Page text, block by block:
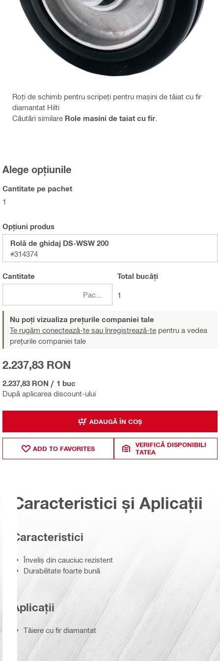
Roți de schimb pentru scripeți pentru mașini de tăiat cu fir
diamantat Hilti
Căutări similare Role masini de taiat cu fir
Alege opțiunile
Cantitate pe pachet
1
Opțiuni produs
Rolă de ghidaj DS-WSW 200
#314374
Cantitate Total bucăți
1
Nu poți vizualiza prețurile companiei tale
Te rugăm conectează-te sau înregistrează-te pentru a vedea
prețurile companiei tale
După aplicarea discount-ului
2.237,83 RON
2.237,83 RON / 1 buc
ADAUGĂ ÎN COȘ
ADD TO FAVORITES
VERIFICĂ DISPONIBILI
TATEA
Caracteristici și Aplicații
Caracteristici
Înveliș din cauciuc rezistent
Durabilitate foarte bună
Aplicații
Tăiere cu fir diamantat